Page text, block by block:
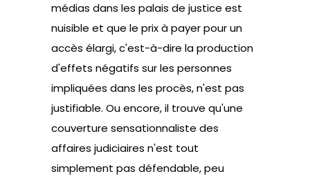
médias dans les palais de justice est
nuisible et que le prix à payer pour un
accès élargi, c'est-à-dire la production
d'effets négatifs sur les personnes
impliquées dans les procès, n'est pas
justifiable. Ou encore, il trouve qu'une
couverture sensationnaliste des
affaires judiciaires n'est tout
simplement pas défendable, peu